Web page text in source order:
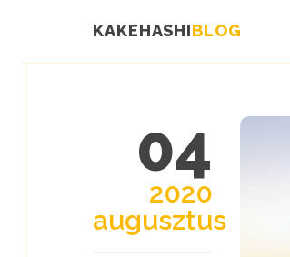
KAKEHASHIBLOG
04
2020
augusztus